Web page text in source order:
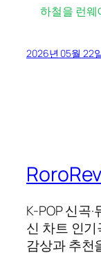
하철을 런웨
2026년 05월 22
K-POP 신곡
신 차트 인
감상과 추천